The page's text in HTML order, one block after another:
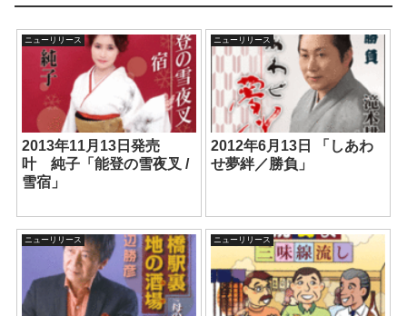
ニューリリース
2013年11月13日発売
叶 純子「能登の雪夜叉 /
雪宿」
ニューリリース
2012年6月13日 「しあわ
せ夢絆／勝負」
ニューリリース ニューリリース